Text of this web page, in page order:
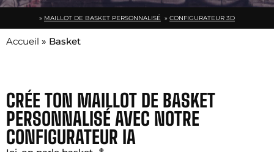
» MAILLOT DE BASKET PERSONNALISÉ » CONFIGURATEUR 3D
Accueil » Basket
CRÉE TON MAILLOT DE BASKET
PERSONNALISÉ AVEC NOTRE
CONFIGURATEUR IA